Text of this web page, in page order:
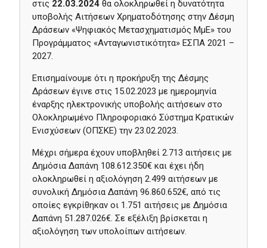
στις 22.03.2024 θα ολοκληρωθεί η δυνατότητα
υποβολής Αιτήσεων Χρηματοδότησης στην Δέσμη
Δράσεων «Ψηφιακός Μετασχηματισμός ΜμΕ» του
Προγράμματος «Ανταγωνιστικότητα» ΕΣΠΑ 2021 –
2027.
Επισημαίνουμε ότι η προκήρυξη της Δέσμης
Δράσεων έγινε στις 15.02.2023 με ημερομηνία
έναρξης ηλεκτρονικής υποβολής αιτήσεων στο
Ολοκληρωμένο Πληροφοριακό Σύστημα Κρατικών
Ενισχύσεων (ΟΠΣΚΕ) την 23.02.2023.
Μέχρι σήμερα έχουν υποβληθεί 2.713 αιτήσεις με
Δημόσια Δαπάνη 108.612.350€ και έχει ήδη
ολοκληρωθεί η αξιολόγηση 2.499 αιτήσεων με
συνολική Δημόσια Δαπάνη 96.860.652€, από τις
οποίες εγκρίθηκαν οι 1.751 αιτήσεις με Δημόσια
Δαπάνη 51.287.026€. Σε εξέλιξη βρίσκεται η
αξιολόγηση των υπολοίπων αιτήσεων.